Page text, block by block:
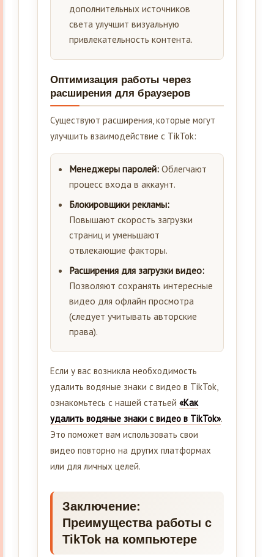
дополнительных источников
света улучшит визуальную
привлекательность контента.
Оптимизация работы через
расширения для браузеров
Существуют расширения, которые могут
улучшить взаимодействие с TikTok:
Менеджеры паролей: Облегчают
процесс входа в аккаунт.
Блокировщики рекламы:
Повышают скорость загрузки
страниц и уменьшают
отвлекающие факторы.
Расширения для загрузки видео:
Позволяют сохранять интересные
видео для офлайн просмотра
(следует учитывать авторские
права).
Если у вас возникла необходимость
удалить водяные знаки с видео в TikTok,
ознакомьтесь с нашей статьей «Как
удалить водяные знаки с видео в TikTok».
Это поможет вам использовать свои
видео повторно на других платформах
или для личных целей.
Заключение:
Преимущества работы с
TikTok на компьютере